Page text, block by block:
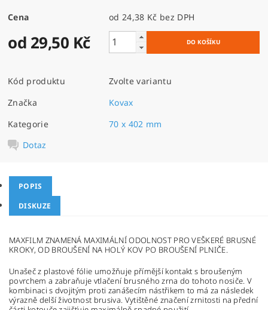
Cena od 24,38 Kč bez DPH
od 29,50 Kč
Kód produktu
Zvolte variantu
Značka
Kovax
Kategorie
70 x 402 mm
Dotaz
POPIS
DISKUZE
MAXFILM ZNAMENÁ MAXIMÁLNÍ ODOLNOST PRO VEŠKERÉ BRUSNÉ
KROKY, OD BROUŠENÍ NA HOLÝ KOV PO BROUŠENÍ PLNIČE.
Unašeč z plastové fólie umožňuje přímější kontakt s broušeným
povrchem a zabraňuje vtlačení brusného zrna do tohoto nosiče. V
kombinaci s dvojitým proti zanášecím nástřikem to má za následek
výrazně delší životnost brusiva. Vytištěné značení zrnitosti na přední